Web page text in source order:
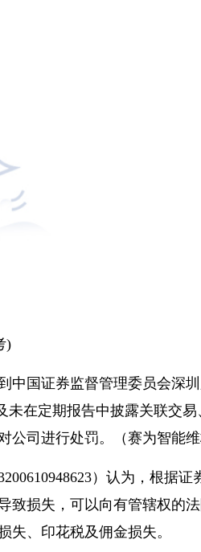
)
中国证券监督管理委员会深
未在定期报告中披露关联交易
公司进行处罚。（赛为智能维
）认为，根据证
致损失，可以向有管辖权的
、印花税及佣金损失。